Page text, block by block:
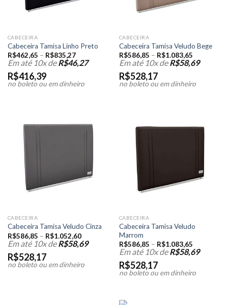
CABECEIRA
Cabeceira Tamisa Linho Preto
R$462,65 – R$835,27
Em até 10x deR$46,27
R$416,39
no boleto ou em dinheiro
CABECEIRA
Cabeceira Tamisa Veludo Bege
R$586,85 – R$1.083,65
Em até 10x deR$58,69
R$528,17
no boleto ou em dinheiro
CABECEIRA
Cabeceira Tamisa Veludo Cinza
R$586,85 – R$1.052,60
Em até 10x deR$58,69
R$528,17
no boleto ou em dinheiro
CABECEIRA
Cabeceira Tamisa Veludo
Marrom
R$586,85 – R$1.083,65
Em até 10x deR$58,69
R$528,17
no boleto ou em dinheiro